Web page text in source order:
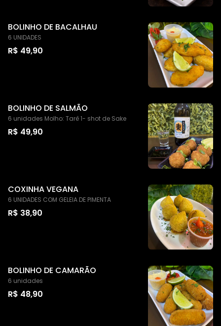
BOLINHO DE BACALHAU
6 UNIDADES
R$ 49,90
BOLINHO DE SALMÃO
6 unidades Molho: Tarê 1- shot de Sake
R$ 49,90
COXINHA VEGANA
6 UNIDADES COM GELEIA DE PIMENTA
R$ 38,90
BOLINHO DE CAMARÃO
6 unidades
R$ 48,90